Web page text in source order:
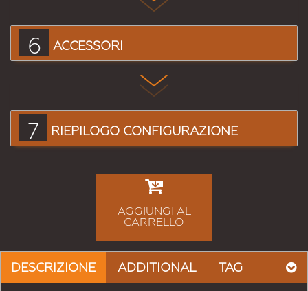
6 ACCESSORI
7 RIEPILOGO CONFIGURAZIONE
AGGIUNGI AL
CARRELLO
DESCRIZIONE ADDITIONAL TAG